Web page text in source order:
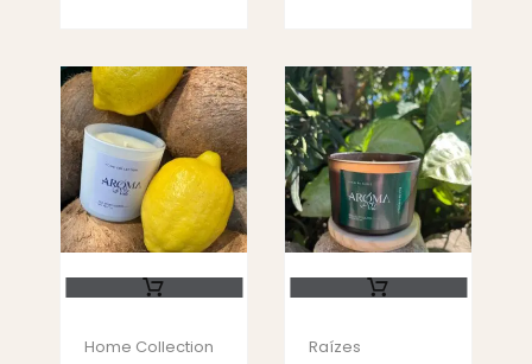
Home Collection Raízes